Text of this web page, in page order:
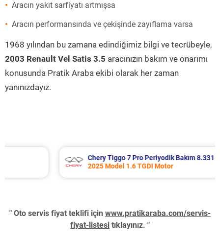
Aracın yakıt sarfiyatı artmışsa
Aracın performansında ve çekişinde zayıflama varsa
1968 yılından bu zamana edindiğimiz bilgi ve tecrübeyle,
2003 Renault Vel Satis 3.5 aracınızın bakım ve onarımı
konusunda Pratik Araba ekibi olarak her zaman
yanınızdayız.
Chery Tiggo 7 Pro Periyodik Bakım 8.331 TL
2025 Model 1.6 TGDI Motor
" Oto servis fiyat teklifi için www.pratikaraba.com/servis-
fiyat-listesi tıklayınız. "